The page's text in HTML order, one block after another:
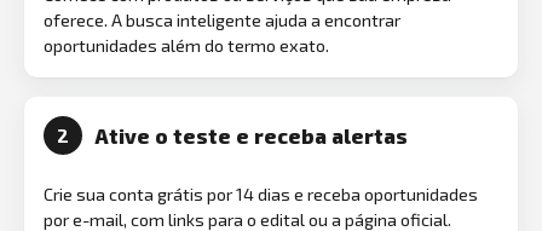
oferece. A busca inteligente ajuda a encontrar
oportunidades além do termo exato.
2 Ative o teste e receba alertas
Crie sua conta grátis por 14 dias e receba oportunidades
por e-mail, com links para o edital ou a página oficial.